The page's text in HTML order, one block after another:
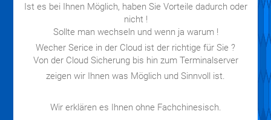
Ist es bei Ihnen Möglich, haben Sie Vorteile dadurch oder
nicht !
Sollte man wechseln und wenn ja warum !
Wecher Serice in der Cloud ist der richtige für Sie ?
Von der Cloud Sicherung bis hin zum Terminalserver
zeigen wir Ihnen was Möglich und Sinnvoll ist.
Wir erklären es Ihnen ohne Fachchinesisch.